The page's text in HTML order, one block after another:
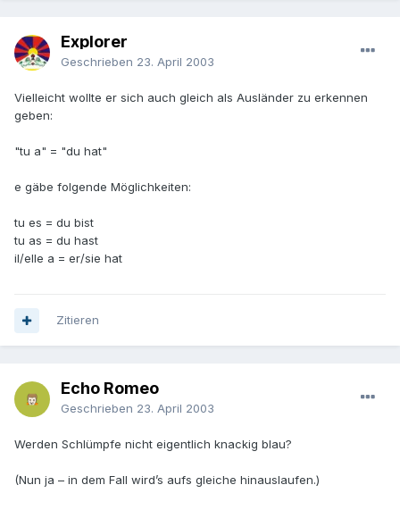
Explorer
Geschrieben 23. April 2003
Vielleicht wollte er sich auch gleich als Ausländer zu erkennen
geben:
"tu a" = "du hat"
e gäbe folgende Möglichkeiten:
tu es = du bist
tu as = du hast
il/elle a = er/sie hat
Zitieren
Echo Romeo
Geschrieben 23. April 2003
Werden Schlümpfe nicht eigentlich knackig blau?
(Nun ja – in dem Fall wird’s aufs gleiche hinauslaufen.)